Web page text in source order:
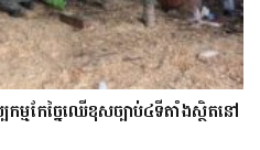
កម្មកែច្នៃឈើខុសច្បាប់៤ទីតាំងស្ថិតនៅ